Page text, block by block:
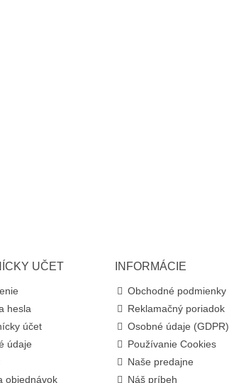
UČET
hesla
účet
údaje
objednávok
INFORMÁCIE
Obchodné podmienky
Reklamačný poriadok
Osobné údaje (GDPR)
Používanie Cookies
Naše predajne
Náš príbeh